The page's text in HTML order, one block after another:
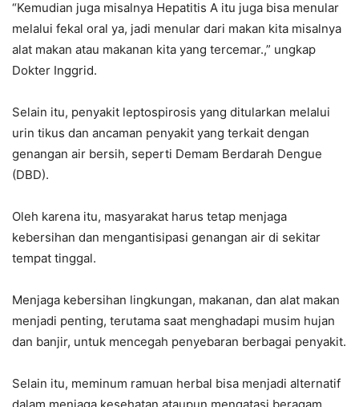
“Kemudian juga misalnya Hepatitis A itu juga bisa menular
melalui fekal oral ya, jadi menular dari makan kita misalnya
alat makan atau makanan kita yang tercemar.,” ungkap
Dokter Inggrid.
Selain itu, penyakit leptospirosis yang ditularkan melalui
urin tikus dan ancaman penyakit yang terkait dengan
genangan air bersih, seperti Demam Berdarah Dengue
(DBD).
Oleh karena itu, masyarakat harus tetap menjaga
kebersihan dan mengantisipasi genangan air di sekitar
tempat tinggal.
Menjaga kebersihan lingkungan, makanan, dan alat makan
menjadi penting, terutama saat menghadapi musim hujan
dan banjir, untuk mencegah penyebaran berbagai penyakit.
Selain itu, meminum ramuan herbal bisa menjadi alternatif